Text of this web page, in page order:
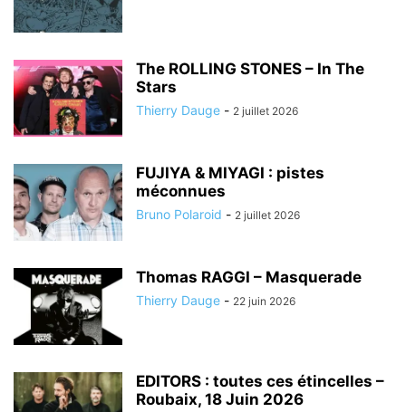
The ROLLING STONES – In The
Stars
Thierry Dauge - 2 juillet 2026
FUJIYA & MIYAGI : pistes
méconnues
Bruno Polaroid - 2 juillet 2026
Thomas RAGGI – Masquerade
Thierry Dauge - 22 juin 2026
EDITORS : toutes ces étincelles –
Roubaix, 18 Juin 2026